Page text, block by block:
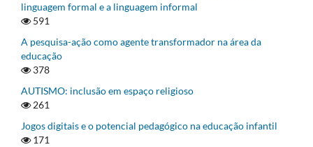
linguagem formal e a linguagem informal
591
A pesquisa-ação como agente transformador na área da
educação
378
AUTISMO: inclusão em espaço religioso
261
Jogos digitais e o potencial pedagógico na educação infantil
171